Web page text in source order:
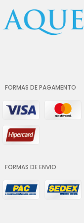
FORMAS DE PAGAMENTO
FORMAS DE ENVIO